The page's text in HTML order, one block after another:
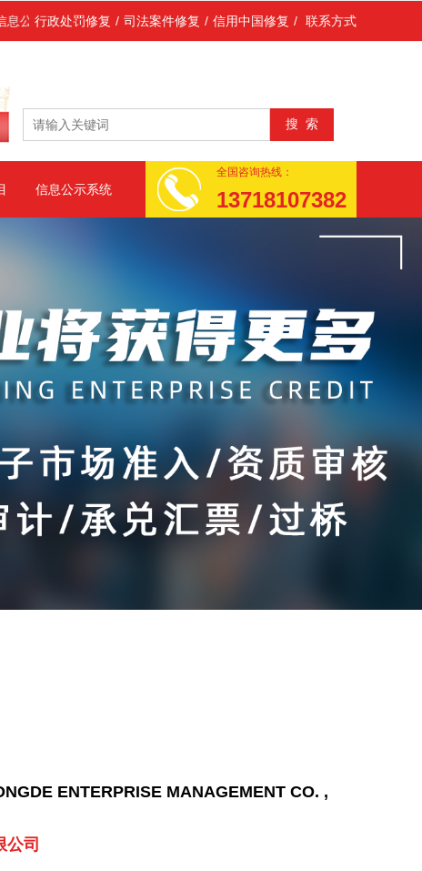
统)、中国市场监管行政处罚文书网(国家市场监督管理总局执
行政处罚修复 / 司法案件修复 / 信用中国修复 / 联系方式
信息公示系统
全国咨询热线：
13718107382